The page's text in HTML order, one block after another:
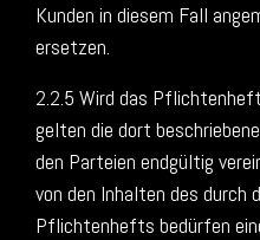
Kunden in diesem Fall
ersetzen.
2.2.5 Wird das
gelten die dort
den Parteien endgültig
von den Inhalten des durch
Pflichtenhefts bedürfen